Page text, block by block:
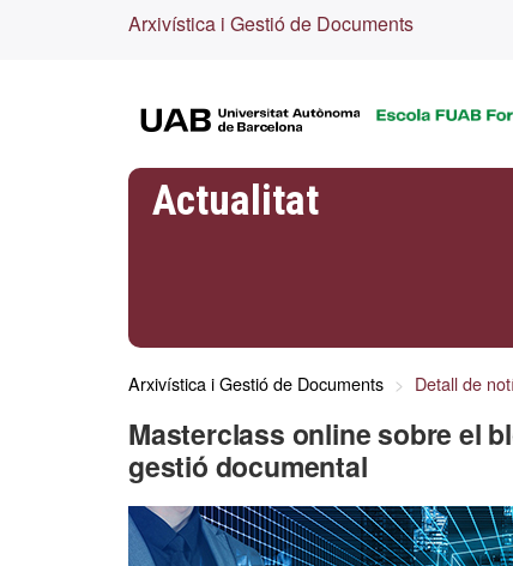
Arxivística i Gestió de Documents
Actualitat
Arxivística i Gestió de Documents Detall de
Masterclass online sobre el
gestió documental